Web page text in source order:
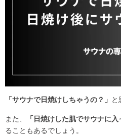
「サウナで日焼けしちゃうの？」 と
また、 「日焼けした肌でサウナに入
ることもあるでしょう。